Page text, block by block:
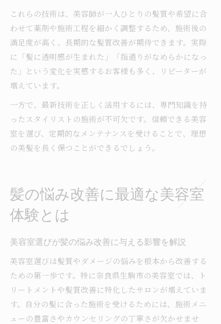
これらの技術は、美容師が一人ひとりの髪質や希望に合
わせて薬剤や施術工程を細かく調整するため、施術後の
満足度が高く、長期的な髪質改善が期待できます。実際
に「髪に透明感が生まれた」「指通りがなめらかになっ
た」という変化を実感するお客様も多く、リピーターが
増えています。
一方で、最新技術を正しく活用するには、専門知識を持
ったスタイリストの施術が不可欠です。信頼できる美容
室を選び、定期的なメンテナンスを受けることで、理想
の美髪を長く保つことができるでしょう。
髪の悩み改善に最適な美容室
体験とは
美容室選びが髪の悩み改善に与える影響を解説
美容室選びは髪質やダメージの悩みを根本から改善する
ための第一歩です。特に奈良県生駒市の美容室では、ト
リートメントや髪質改善に特化したサロンが増えていま
す。自分の髪に合った施術を受けるためには、施術メニ
ューの豊富さやカウンセリングの丁寧さが欠かせませ